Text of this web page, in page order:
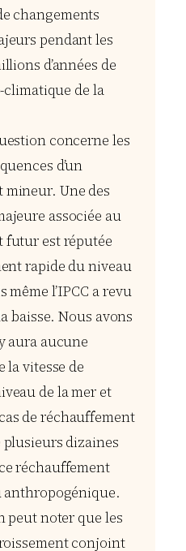
changements
pendant les
d’années de
climatique de la
concerne les
d’un
Une des
associée au
futur est réputée
rapide du niveau
même l’IPCC a revu
baisse. Nous avons
aura aucune
la vitesse de
de la mer et
de réchauffement
plusieurs dizaines
réchauffement
peut noter que les
conjoint